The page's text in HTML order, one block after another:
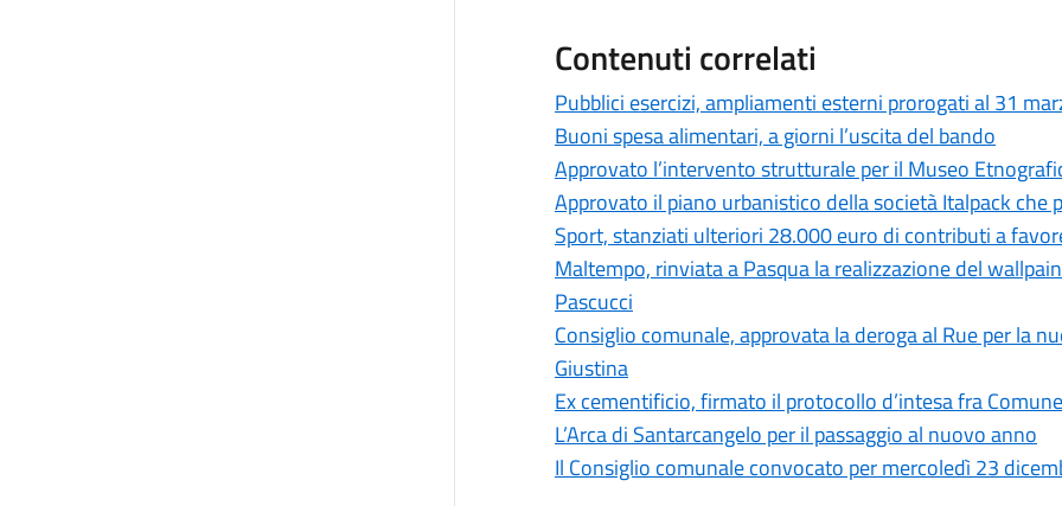
Contenuti correlati
Pubblici esercizi, ampliamenti esterni prorogati al 31
Buoni spesa alimentari, a giorni l’uscita del bando
Approvato l’intervento strutturale per il Museo
Approvato il piano urbanistico della società Italpack che
Sport, stanziati ulteriori 28.000 euro di contributi a
Maltempo, rinviata a Pasqua la realizzazione del
Pascucci
Consiglio comunale, approvata la deroga al Rue per la
Giustina
Ex cementificio, firmato il protocollo d’intesa fra
L’Arca di Santarcangelo per il passaggio al nuovo anno
Il Consiglio comunale convocato per mercoledì 23